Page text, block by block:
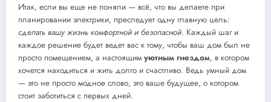
Итак, если вы еще не поняли — всё, что вы делаете при
планировании электрики, преследует одну главную цель:
сделать вашу жизнь комфортной и безопасной. Каждый шаг и
каждое решение будет ведет вас к тому, чтобы ваш дом был не
просто помещением, а настоящим уютным гнездом, в котором
хочется находиться и жить долго и счастливо. Ведь умный дом
— это не просто модное слово, это ваше будущее, о котором
стоит заботиться с первых дней.